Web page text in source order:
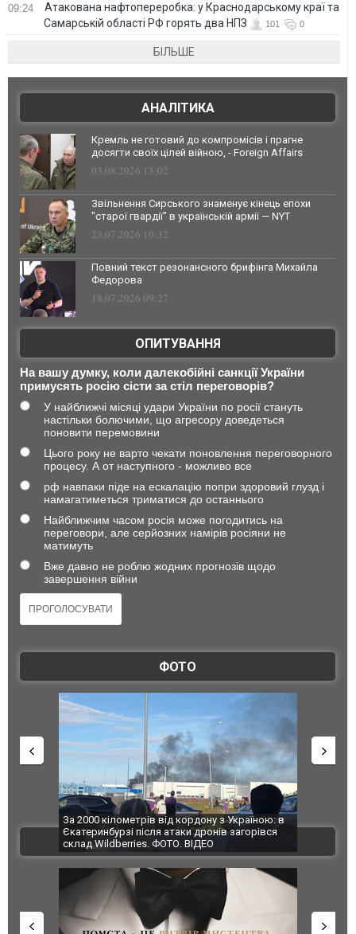
09:24
Атакована нафтопереробка: у Краснодарському краї та
Самарській області РФ горять два НПЗ
101 0
БІЛЬШЕ
АНАЛІТИКА
Кремль не готовий до компромісів і прагне
досягти своїх цілей війною, - Foreign Affairs
03.08.2026 13:02
Звільнення Сирського знаменує кінець епохи
"старої гвардії" в українській армії — NYT
23.07.2026 10:32
Повний текст резонансного брифінга Михайла
Федорова
18.07.2026 09:27
ОПИТУВАННЯ
На вашу думку, коли далекобійні санкції України
примусять росію сісти за стіл переговорів?
У найближчі місяці удари України по росії стануть
настільки болючими, що агресору доведеться
поновити перемовини
Цього року не варто чекати поновлення переговорного
процесу. А от наступного - можливо все
рф навпаки піде на ескалацію попри здоровий глузд і
намагатиметься триматися до останнього
Найближчим часом росія може погодитись на
переговори, але серйозних намірів росіяни не
матимуть
Вже давно не роблю жодних прогнозів щодо
завершення війни
ФОТО
За 2000 кілометрів від кордону з Україною: в
Єкатеринбурзі після атаки дронів загорівся
склад Wildberries. ФОТО. ВІДЕО
"Мої
ВІДЕО